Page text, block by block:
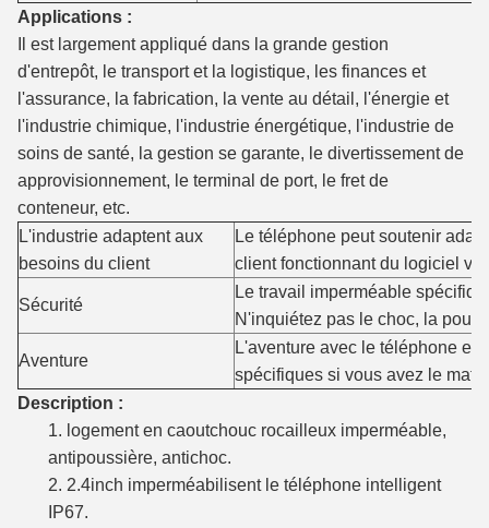
Applications :
Il est largement appliqué dans la grande gestion
d'entrepôt, le transport et la logistique, les finances et
l'assurance, la fabrication, la vente au détail, l'énergie et
l'industrie chimique, l'industrie énergétique, l'industrie de
soins de santé, la gestion se garante, le divertissement de
approvisionnement, le terminal de port, le fret de
conteneur, etc.
L'industrie adaptent aux
besoins du client
Le téléphone peut soutenir
client fonctionnant du logiciel
Sécurité
Le travail imperméable
N'inquiétez pas le choc, la
Aventure
L'aventure avec le téléphone
spécifiques si vous avez le
Description :
1. logement en caoutchouc rocailleux imperméable,
antipoussière, antichoc.
2. 2.4inch imperméabilisent le téléphone intelligent
IP67.